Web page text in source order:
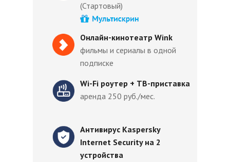
Wi-Fi роутер + ТВ-приставка
аренда 250 руб./мес.
Антивирус Kaspersky
Internet Security на 2
устройства
Онлайн-кинотеатр Wink
фильмы и сериалы в одной
подписке
(Стартовый)